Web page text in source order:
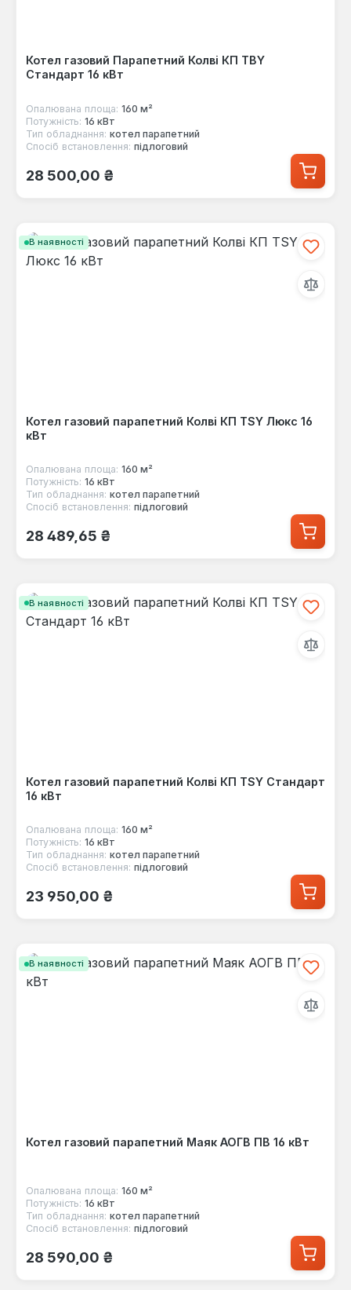
Котел газовий Парапетний Колві КП TBY
Стандарт 16 кВт
Опалювана площа: 160 м²
Потужність: 16 кВт
Тип обладнання: котел парапетний
Спосіб встановлення: підлоговий
Звичайна ціна:
28 500,00 ₴
В наявності
Котел газовий парапетний Колві КП TSY Люкс 16
кВт
Опалювана площа: 160 м²
Потужність: 16 кВт
Тип обладнання: котел парапетний
Спосіб встановлення: підлоговий
Звичайна ціна:
28 489,65 ₴
В наявності
Котел газовий парапетний Колві КП TSY Стандарт
16 кВт
Опалювана площа: 160 м²
Потужність: 16 кВт
Тип обладнання: котел парапетний
Спосіб встановлення: підлоговий
Звичайна ціна:
23 950,00 ₴
В наявності
Котел газовий парапетний Маяк АОГВ ПВ 16 кВт
Опалювана площа: 160 м²
Потужність: 16 кВт
Тип обладнання: котел парапетний
Спосіб встановлення: підлоговий
Звичайна ціна:
28 590,00 ₴